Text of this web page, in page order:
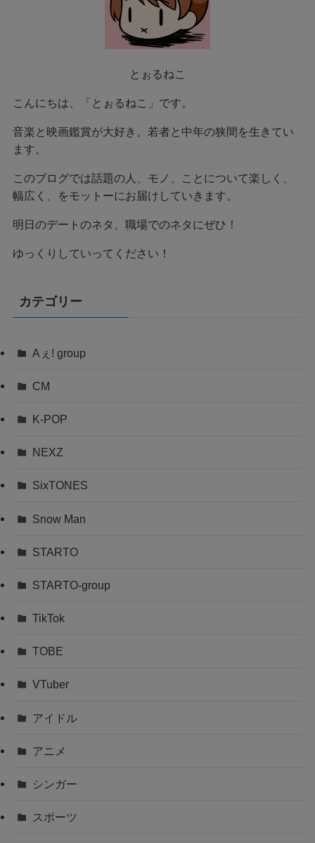
とぉるねこ
こんにちは、「とぉるねこ」です。
音楽と映画鑑賞が大好き。若者と中年の狭間を生きてい
ます。
このブログでは話題の人、モノ、ことについて楽しく、
幅広く、をモットーにお届けしていきます。
明日のデートのネタ、職場でのネタにぜひ！
ゆっくりしていってください！
カテゴリー
Aぇ! group
CM
K-POP
NEXZ
SixTONES
Snow Man
STARTO
STARTO-group
TikTok
TOBE
VTuber
アイドル
アニメ
シンガー
スポーツ